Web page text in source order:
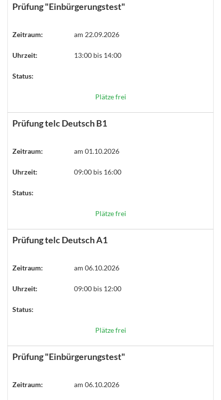
Prüfung "Einbürgerungstest"
Zeitraum: am 22.09.2026
Uhrzeit: 13:00 bis 14:00
Status:
Plätze frei
Prüfung telc Deutsch B1
Zeitraum: am 01.10.2026
Uhrzeit: 09:00 bis 16:00
Status:
Plätze frei
Prüfung telc Deutsch A1
Zeitraum: am 06.10.2026
Uhrzeit: 09:00 bis 12:00
Status:
Plätze frei
Prüfung "Einbürgerungstest"
Zeitraum: am 06.10.2026